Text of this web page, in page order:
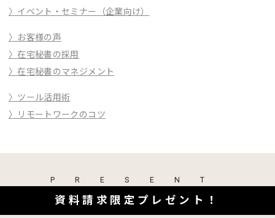
〉イベント・セミナー（企業向け）
〉お客様の声
〉在宅秘書の採用
〉在宅秘書のマネジメント
〉ツール活用術
〉リモートワークのコツ
PRESENT
資料請求限定プレゼント！